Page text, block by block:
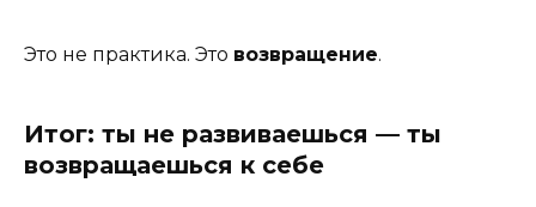
Это не практика. Это возвращение.
Итог: ты не развиваешься — ты
возвращаешься к себе